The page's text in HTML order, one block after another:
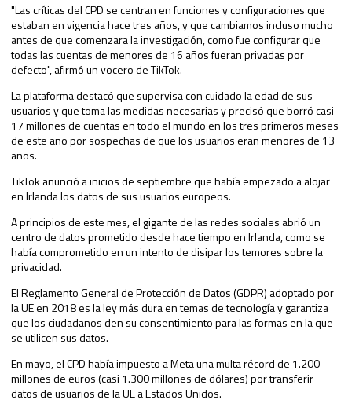
"Las críticas del CPD se centran en funciones y configuraciones que
estaban en vigencia hace tres años, y que cambiamos incluso mucho
antes de que comenzara la investigación, como fue configurar que
todas las cuentas de menores de 16 años fueran privadas por
defecto", afirmó un vocero de TikTok.
La plataforma destacó que supervisa con cuidado la edad de sus
usuarios y que toma las medidas necesarias y precisó que borró casi
17 millones de cuentas en todo el mundo en los tres primeros meses
de este año por sospechas de que los usuarios eran menores de 13
años.
TikTok anunció a inicios de septiembre que había empezado a alojar
en Irlanda los datos de sus usuarios europeos.
A principios de este mes, el gigante de las redes sociales abrió un
centro de datos prometido desde hace tiempo en Irlanda, como se
había comprometido en un intento de disipar los temores sobre la
privacidad.
El Reglamento General de Protección de Datos (GDPR) adoptado por
la UE en 2018 es la ley más dura en temas de tecnología y garantiza
que los ciudadanos den su consentimiento para las formas en la que
se utilicen sus datos.
En mayo, el CPD había impuesto a Meta una multa récord de 1.200
millones de euros (casi 1.300 millones de dólares) por transferir
datos de usuarios de la UE a Estados Unidos.